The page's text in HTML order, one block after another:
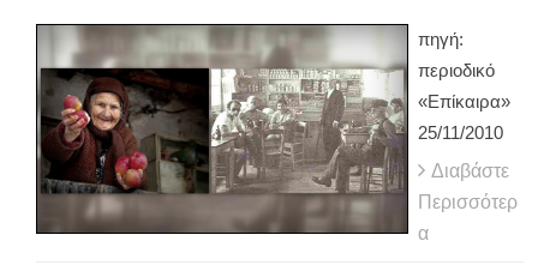
πηγή:
περιοδικό
«Επίκαιρα»
25/11/2010
Διαβάστε
Περισσότερ
α